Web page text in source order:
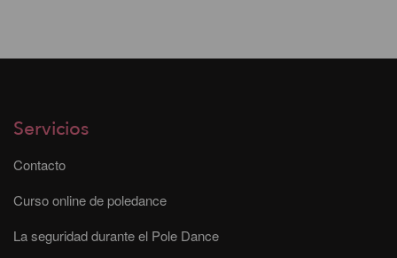
Servicios
Contacto
Curso online de poledance
La seguridad durante el Pole Dance